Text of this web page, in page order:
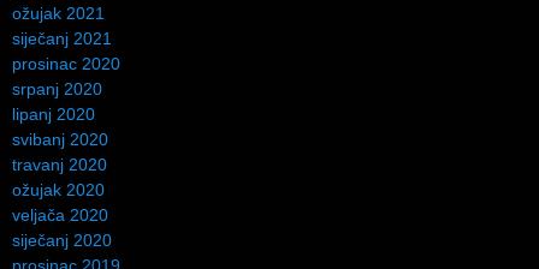
ožujak 2021
siječanj 2021
prosinac 2020
srpanj 2020
lipanj 2020
svibanj 2020
travanj 2020
ožujak 2020
veljača 2020
siječanj 2020